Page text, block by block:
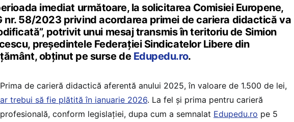
imediat următoare, la solicitarea Comisiei Europene,
nr. 58/2023 privind acordarea primei de cariera didactică va
potrivit unui mesaj transmis în teritoriu de Simion
președintele Federației Sindicatelor Libere din
obținut pe surse de Edupedu.ro.
Prima de carieră didactică aferentă anului 2025, în valoare de 1.500 de lei,
ar trebui să fie plătită în ianuarie 2026. La fel și prima pentru carieră
profesională, conform legislației, dupa cum a semnalat Edupedu.ro pe 5